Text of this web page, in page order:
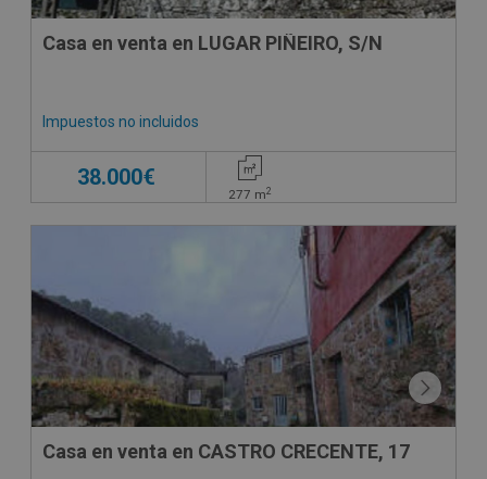
Casa en venta en LUGAR PIÑEIRO, S/N
Impuestos no incluidos
38.000€
277 m2
Casa en venta en CASTRO CRECENTE, 17